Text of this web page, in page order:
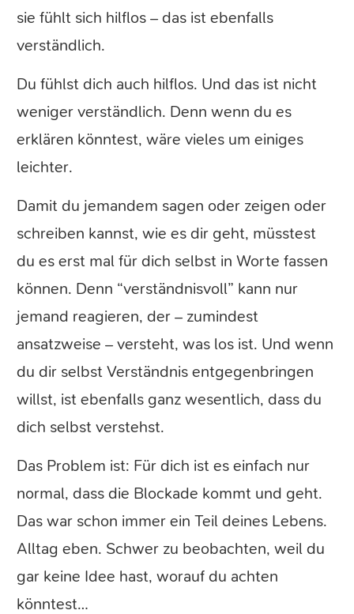
sie fühlt sich hilflos – das ist ebenfalls
verständlich.
Du fühlst dich auch hilflos. Und das ist nicht
weniger verständlich. Denn wenn du es
erklären könntest, wäre vieles um einiges
leichter.
Damit du jemandem sagen oder zeigen oder
schreiben kannst, wie es dir geht, müsstest
du es erst mal für dich selbst in Worte fassen
können. Denn “verständnisvoll” kann nur
jemand reagieren, der – zumindest
ansatzweise – versteht, was los ist. Und wenn
du dir selbst Verständnis entgegenbringen
willst, ist ebenfalls ganz wesentlich, dass du
dich selbst verstehst.
Das Problem ist: Für dich ist es einfach nur
normal, dass die Blockade kommt und geht.
Das war schon immer ein Teil deines Lebens.
Alltag eben. Schwer zu beobachten, weil du
gar keine Idee hast, worauf du achten
könntest…